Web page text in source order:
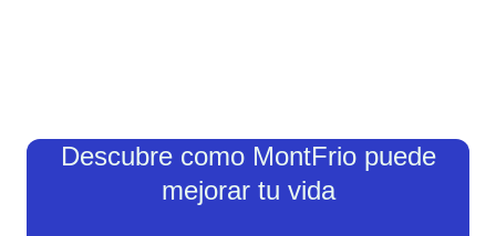
Descubre como MontFrio puede
mejorar tu vida